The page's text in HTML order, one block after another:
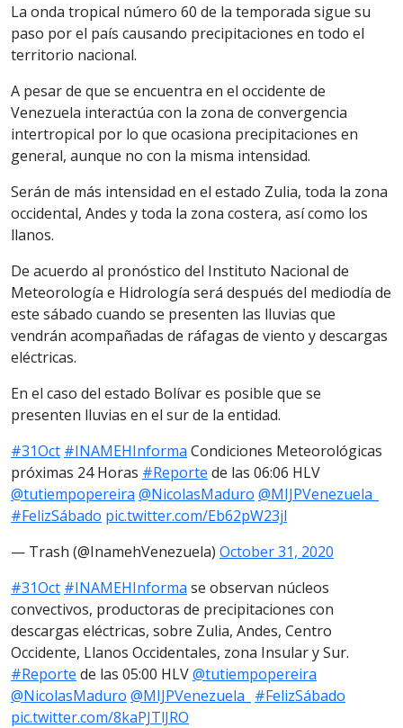
La onda tropical número 60 de la temporada sigue su
paso por el país causando precipitaciones en todo el
territorio nacional.
A pesar de que se encuentra en el occidente de
Venezuela interactúa con la zona de convergencia
intertropical por lo que ocasiona precipitaciones en
general, aunque no con la misma intensidad.
Serán de más intensidad en el estado Zulia, toda la zona
occidental, Andes y toda la zona costera, así como los
llanos.
De acuerdo al pronóstico del Instituto Nacional de
Meteorología e Hidrología será después del mediodía de
este sábado cuando se presenten las lluvias que
vendrán acompañadas de ráfagas de viento y descargas
eléctricas.
En el caso del estado Bolívar es posible que se
presenten lluvias en el sur de la entidad.
#31Oct #INAMEHInforma Condiciones Meteorológicas
próximas 24 Horas #Reporte de las 06:06 HLV
@tutiempopereira @NicolasMaduro @MIJPVenezuela_
#FelizSábado pic.twitter.com/Eb62pW23jl
— Trash (@InamehVenezuela) October 31, 2020
#31Oct #INAMEHInforma se observan núcleos
convectivos, productoras de precipitaciones con
descargas eléctricas, sobre Zulia, Andes, Centro
Occidente, Llanos Occidentales, zona Insular y Sur.
#Reporte de las 05:00 HLV@tutiempopereira
@NicolasMaduro @MIJPVenezuela_ #FelizSábado
pic.twitter.com/8kaPJTlJRO